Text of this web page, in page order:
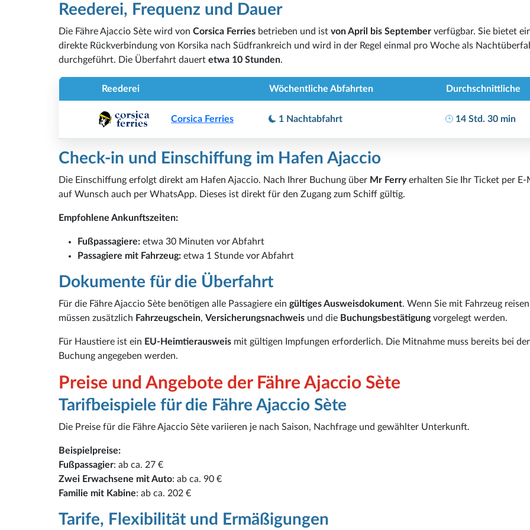
Reederei, Frequenz und Dauer
Die Fähre Ajaccio Sète wird von Corsica Ferries betrieben und ist von April bis September verfügbar. Sie bietet
direkte Rückverbindung von Korsika nach Südfrankreich und wird in der Regel einmal pro Woche als
durchgeführt. Die Überfahrt dauert etwa 10 Stunden.
Reederei Wöchentliche Abfahrten Durchschnittliche
Corsica Ferries 1 Nachtabfahrt 14 Std. 30 min
Check-in und Einschiffung im Hafen Ajaccio
Die Einschiffung erfolgt direkt am Hafen Ajaccio. Nach Ihrer Buchung über Mr Ferryerhalten Sie Ihr Ticket per E-
auf Wunsch auch per WhatsApp. Dieses ist direkt für den Zugang zum Schiff gültig.
Empfohlene Ankunftszeiten:
Fußpassagiere: etwa 30 Minuten vor Abfahrt
Passagiere mit Fahrzeug: etwa 1 Stunde vor Abfahrt
Dokumente für die Überfahrt
Für die Fähre Ajaccio Sète benötigen alle Passagiere ein gültiges Ausweisdokument. Wenn Sie mit Fahrzeug
müssen zusätzlich Fahrzeugschein, Versicherungsnachweis und die Buchungsbestätigungvorgelegt werden.
Für Haustiere ist ein EU-Heimtierausweis mit gültigen Impfungen erforderlich. Die Mitnahme muss bereits bei der
Buchung angegeben werden.
Preise und Angebote der Fähre Ajaccio Sète
Tarifbeispiele für die Fähre Ajaccio Sète
Die Preise für die Fähre Ajaccio Sète variieren je nach Saison, Nachfrage und gewählter Unterkunft.
Beispielpreise:
Fußpassagier: ab ca. 27 €
Zwei Erwachsene mit Auto: ab ca. 90 €
Familie mit Kabine: ab ca. 202 €
Tarife, Flexibilität und Ermäßigungen